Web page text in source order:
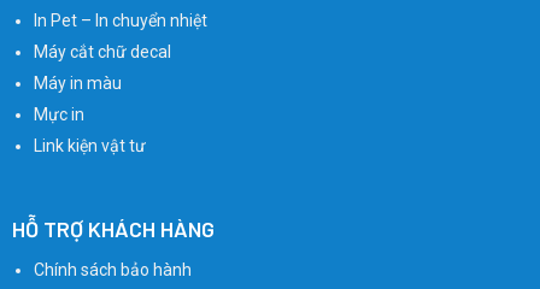
In Pet – In chuyển nhiệt
Máy cắt chữ decal
Máy in màu
Mực in
Link kiện vật tư
HỖ TRỢ KHÁCH HÀNG
Chính sách bảo hành